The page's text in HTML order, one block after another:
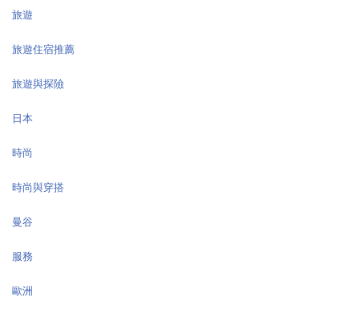
旅遊
旅遊住宿推薦
旅遊與探險
日本
時尚
時尚與穿搭
曼谷
服務
歐洲